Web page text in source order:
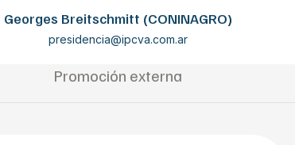
Georges Breitschmitt (CONINAGRO)
presidencia@ipcva.com.ar
Promoción externa